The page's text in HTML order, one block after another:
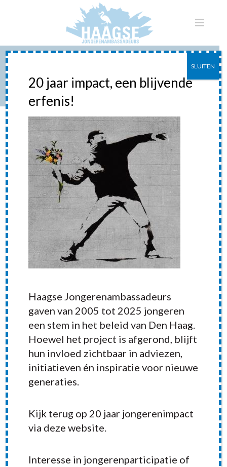
BANKSY FLOWER
HOME»RADICALISERING
banksy flower
Posted26 januari 2016 In
RECENT POSTS
20 jaar impact, een blijvende
erfenis!
Haagse Jongerenambassadeurs
gaven van 2005 tot 2025 jongeren
een stem in het beleid van Den Haag.
Hoewel het project is afgerond, blijft
hun invloed zichtbaar in adviezen,
initiatieven én inspiratie voor nieuwe
generaties.
Kijk terug op 20 jaar jongerenimpact
via deze website.
Interesse in jongerenparticipatie of
SLUITEN